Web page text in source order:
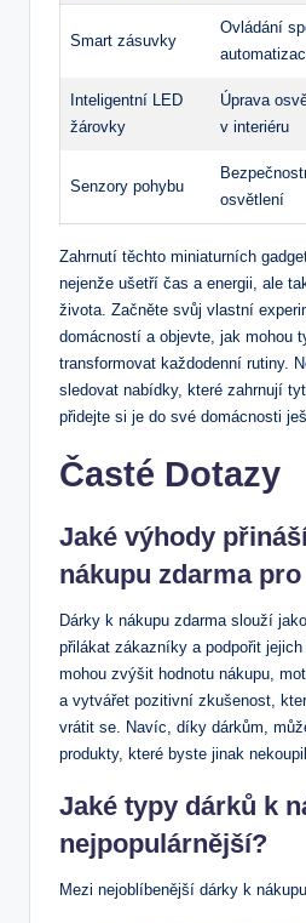
Smart zásuvky
Ovládání
Inteligentní LED
⁣žárovky
Úprava
v​ interiéru
Senzory pohybu
osvětlení
Zahrnutí těchto miniaturních
nejenže‌ ušetří čas⁢ a ⁢energii, ale
života. ​Začněte svůj‌ vlastní
domácností a​ objevte, jak mohou
transformovat ⁣každodenní⁤ rutiny.
sledovat nabídky, které zahrnují
přidejte si je⁤ do své domácnosti
Časté Dotazy
Jaké výhody
nákupu zdarma⁣
Dárky ‍k nákupu zdarma slouží
přilákat⁣ zákazníky a podpořit jejich
mohou zvýšit hodnotu nákupu,
a vytvářet ⁢pozitivní ‍zkušenost,
vrátit se. Navíc, díky dárkům,
produkty, které byste jinak
Jaké typy⁣ dárků k
nejpopulárnější?
Mezi nejoblíbenější dárky k